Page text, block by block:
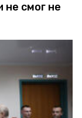
не смог не